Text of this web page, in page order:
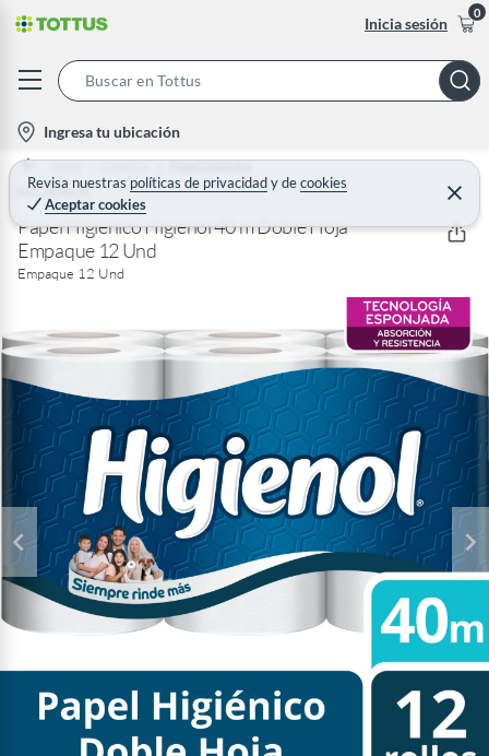
Inicia sesión
0
h
o
-
c
o
n
Ingresa tu ubicación
Revisa nuestras políticas de privacidadydecookies
Aceptar cookies
C
e
r
a
Home Limpieza Papel Higiénico
HIGIENOL
Papel Higiénico Higienol 40 m Doble Hoja
Empaque 12 Und
Empaque 12 Und